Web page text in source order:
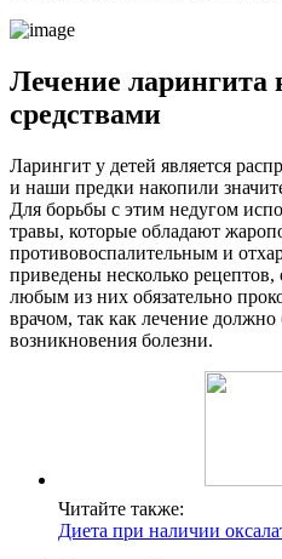
Лечение
средствами
Ларингит у детей является
и наши предки накопили
Для борьбы с этим недугом
травы, которые обладают
противовоспалительным и
приведены несколько
любым из них обязательно
врачом, так как лечение
возникновения болезни.
Читайте также:
Диета при наличии